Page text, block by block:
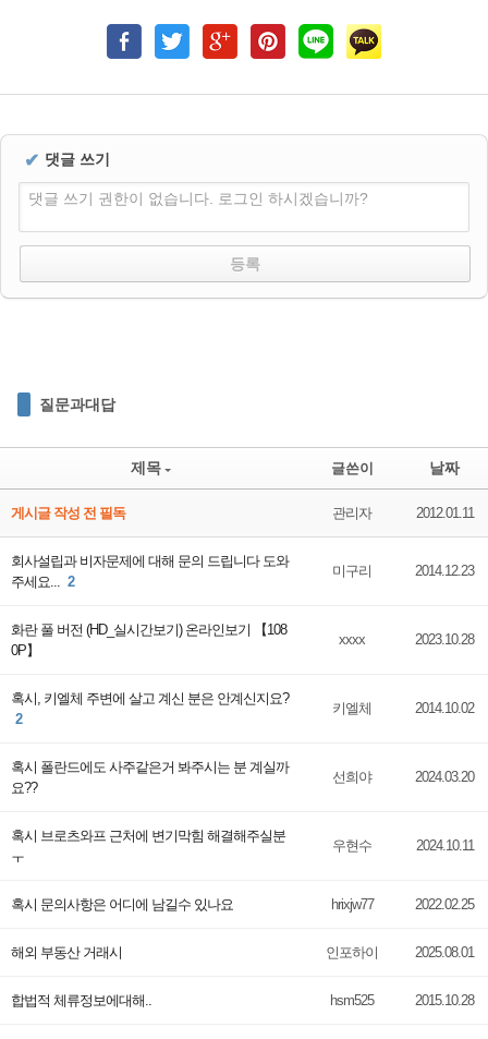
✔ 댓글 쓰기
댓글 쓰기 권한이 없습니다. 로그인 하시겠습니까?
질문과대답
제목 글쓴이 날짜
게시글 작성 전 필독 관리자 2012.01.11
회사설립과 비자문제에 대해 문의 드립니다 도와
주세요... 2
미구리 2014.12.23
화란 풀 버전 (HD_실시간보기) 온라인보기 【108
0P】
xxxx 2023.10.28
혹시, 키엘체 주변에 살고 계신 분은 안계신지요?
2
키엘체 2014.10.02
혹시 폴란드에도 사주같은거 봐주시는 분 계실까
요??
선희야 2024.03.20
혹시 브로츠와프 근처에 변기막힘 해결해주실분
ㅜ
우현수 2024.10.11
혹시 문의사항은 어디에 남길수 있나요 hrixjw77 2022.02.25
해외 부동산 거래시 인포하이 2025.08.01
합법적 체류정보에대해.. hsm525 2015.10.28